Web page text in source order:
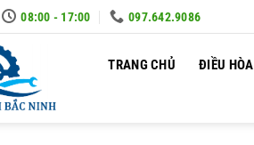
08:00 - 17:00 097.642.9086
TRANG CHỦ ĐIỀU HÒA